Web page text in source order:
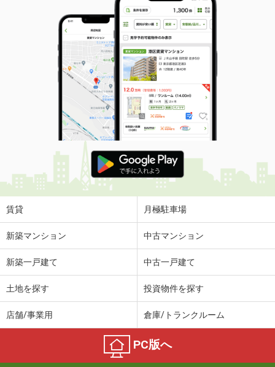
賃貸 月極駐車場
新築マンション 中古マンション
新築一戸建て 中古一戸建て
土地を探す 投資物件を探す
店舗/事業用 倉庫/トランクルーム
PC版へ